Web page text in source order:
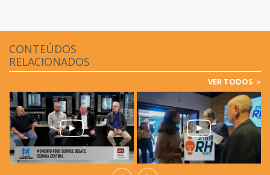
CONTEÚDOS
RELACIONADOS
VER TODOS